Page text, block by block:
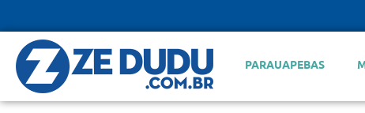
PARAUAPEBAS